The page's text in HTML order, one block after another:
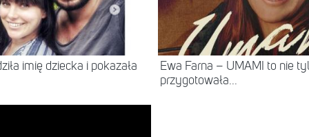
imię dziecka i pokazała
Ewa Farna – UMAMI to nie
przygotowała...